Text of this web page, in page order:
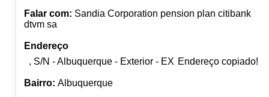
Falar com: Sandia Corporation pension plan citibank
dtvm sa
Endereço
, S/N - Albuquerque - Exterior - EX Endereço copiado!
Bairro: Albuquerque